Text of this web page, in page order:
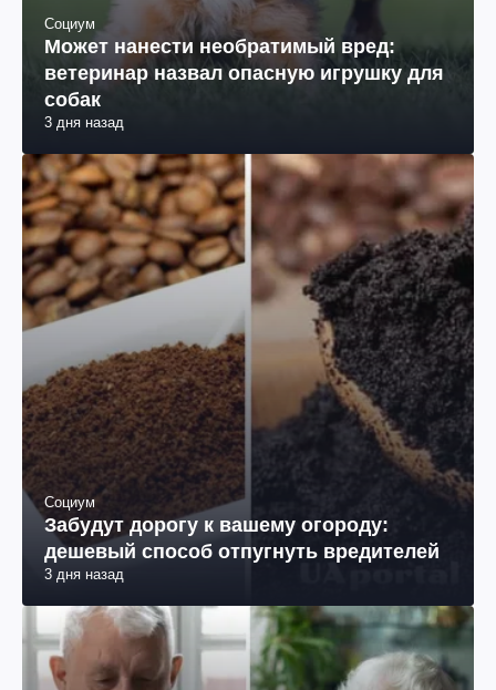
Социум
Может нанести необратимый вред:
ветеринар назвал опасную игрушку для
собак
3 дня назад
Социум
Забудут дорогу к вашему огороду:
дешевый способ отпугнуть вредителей
3 дня назад